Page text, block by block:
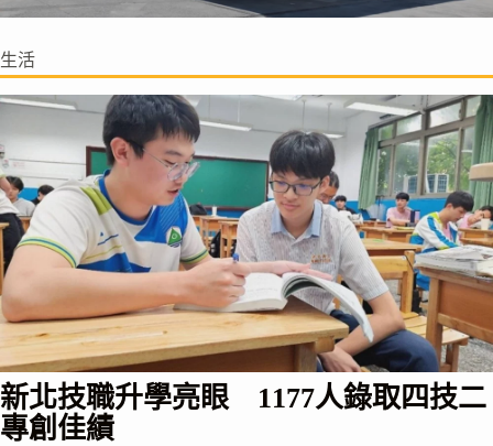
生活
新北技職升學亮眼 1177人錄取四技二
專創佳績